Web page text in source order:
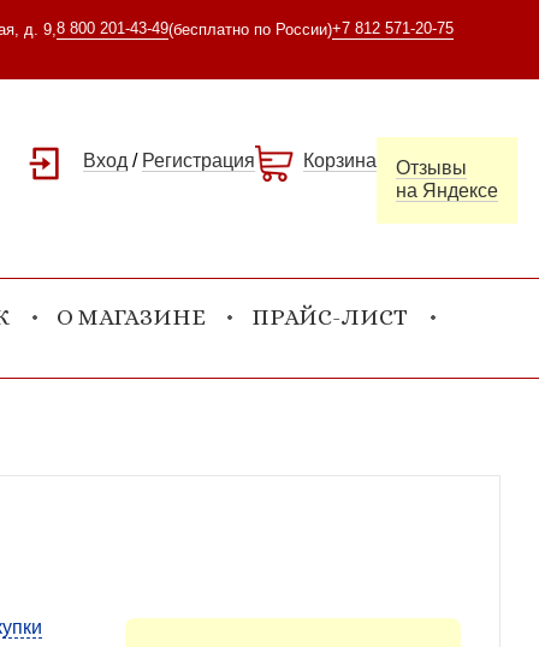
д. 9, 8 800 201-43-49(бесплатно по России)+7 812 571-20-75
Вход / Регистрация Корзина
Отзывы
на Яндексе
О МАГАЗИНЕ ПРАЙС-ЛИСТ